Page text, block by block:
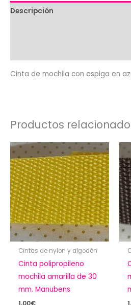
de
algodón
Descripción
Cinta de mochila con espiga en
Productos
Cintas de nylon y algodón
Cinta polipropileno
mochila amarilla de 30
mm. Manubens